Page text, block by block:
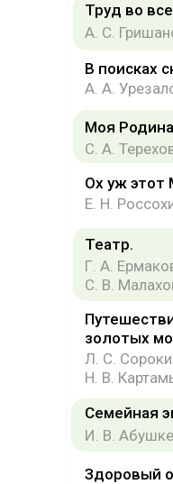
Здоровый
Л. С.
Н. В.
золотых
И. В.
Семейная
Г. А.
С. В.
Театр.
В поисках
А. А.
Е. Н.
Ох уж этот
С. А.
Моя
А. С.
Труд во